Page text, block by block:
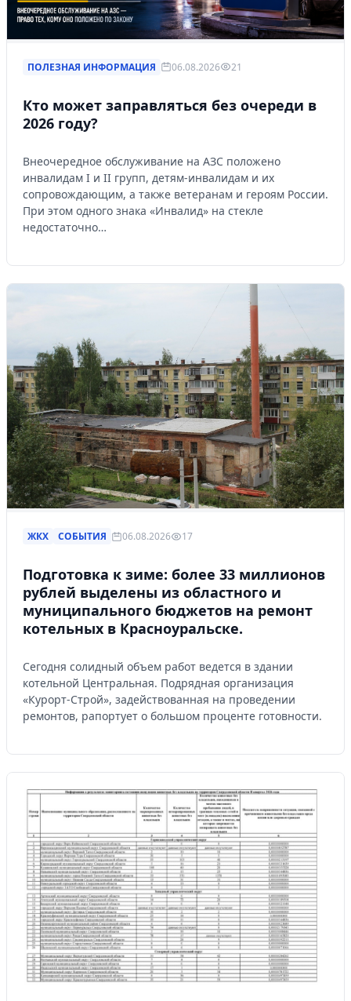
Войти или зарегистрироваться
ПОЛЕЗНАЯ ИНФОРМАЦИЯ 06.08.2026 21
Кто может заправляться без очереди в
2026 году?
Внеочередное обслуживание на АЗС положено
инвалидам I и II групп, детям-инвалидам и их
сопровождающим, а также ветеранам и героям России.
При этом одного знака «Инвалид» на стекле
недостаточно…
ЖКХ СОБЫТИЯ 06.08.2026 17
Подготовка к зиме: более 33 миллионов
рублей выделены из областного и
муниципального бюджетов на ремонт
котельных в Красноуральске.
Сегодня солидный объем работ ведется в здании
котельной Центральная. Подрядная организация
«Курорт-Строй», задействованная на проведении
ремонтов, рапортует о большом проценте готовности.